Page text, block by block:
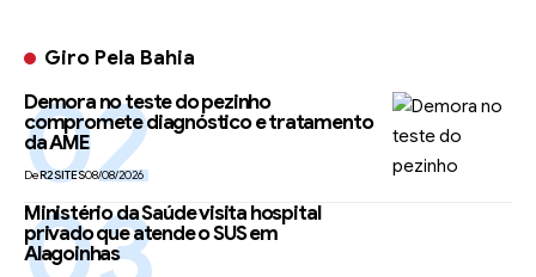
Giro Pela Bahia
Demora no teste do pezinho
compromete diagnóstico e tratamento
da AME
DeR2SITES08/08/2026
Ministério da Saúde visita hospital
privado que atende o SUS em
Alagoinhas